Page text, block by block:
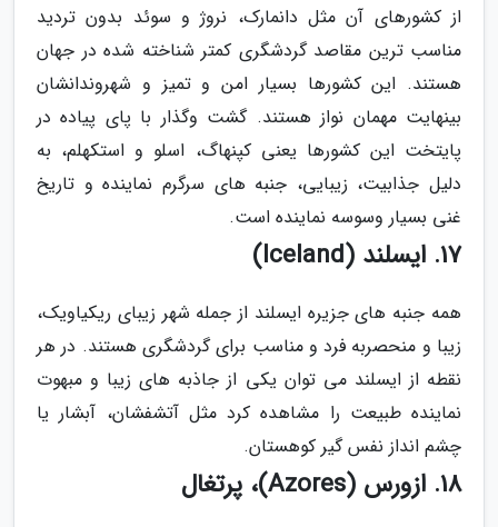
از کشورهای آن مثل دانمارک، نروژ و سوئد بدون تردید
مناسب ترین مقاصد گردشگری کمتر شناخته شده در جهان
هستند. این کشورها بسیار امن و تمیز و شهروندانشان
بینهایت مهمان نواز هستند. گشت وگذار با پای پیاده در
پایتخت این کشورها یعنی کپنهاگ، اسلو و استکهلم، به
دلیل جذابیت، زیبایی، جنبه های سرگرم نماینده و تاریخ
غنی بسیار وسوسه نماینده است.
17. ایسلند (Iceland)
همه جنبه های جزیره ایسلند از جمله شهر زیبای ریکیاویک،
زیبا و منحصربه فرد و مناسب برای گردشگری هستند. در هر
نقطه از ایسلند می توان یکی از جاذبه های زیبا و مبهوت
نماینده طبیعت را مشاهده کرد مثل آتشفشان، آبشار یا
چشم انداز نفس گیر کوهستان.
18. ازورس (Azores)، پرتغال